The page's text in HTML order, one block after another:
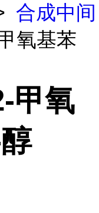
合成中间
氧基苯
甲氧